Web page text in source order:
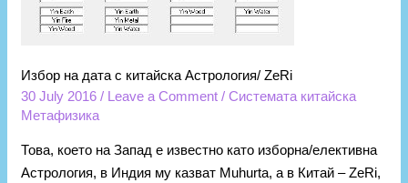
Избoр на дата с китайска Астрология/ ZeRi
30 July 2016/ Leave a Comment /Системата китайска
Метафизика
Това, което на Запад е известно като изборна/елективна
Астрология, в Индия му казват Muhurta, а в Китай – ZeRi,
китайска
ZeRi